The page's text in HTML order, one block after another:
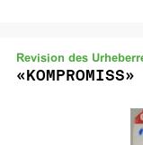
Revision des
«KOMPROMISS»